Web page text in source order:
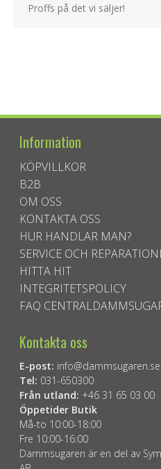
Proffs på det vi säljer!
Information
KÖPVILLKOR
B2B
OM OSS
KONTAKTA OSS
HUR HANDLAR MAN?
SERVICE OCH
HITTA HIT
INTEGRITETSPOLICY
FAQ
Kontakta oss
E-post: info@dammsugaren.se
Tel: 031-650300
Från utland: +46 31 65 03 00
Öppetider Butik
Må-to 10:00-18:00
Fre 10:00-16:00
Dammsugaren är en del av